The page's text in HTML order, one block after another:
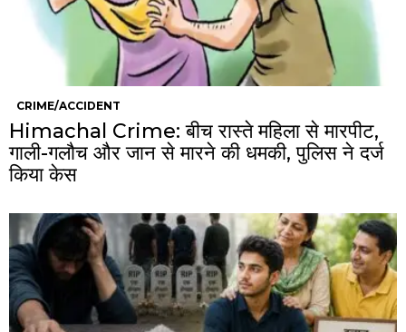
CRIME/ACCIDENT
Himachal Crime: बीच रास्ते महिला से मारपीट,
गाली-गलौच और जान से मारने की धमकी, पुलिस ने दर्ज
किया केस